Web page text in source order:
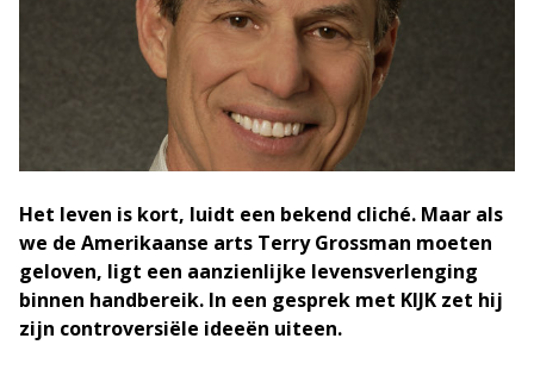
Het leven is kort, luidt een bekend cliché. Maar als
we de Amerikaanse arts Terry Grossman moeten
geloven, ligt een aanzienlijke levensverlenging
binnen handbereik. In een gesprek met KIJK zet hij
zijn controversiële ideeën uiteen.